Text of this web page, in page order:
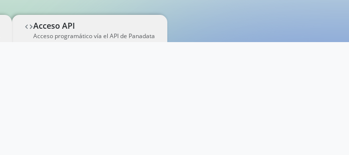
Acceso API
Acceso programático vía el API de Panadata